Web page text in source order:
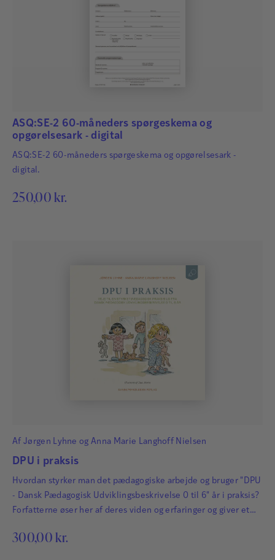
ASQ:SE-2 60-måneders spørgeskema og
opgørelsesark - digital
ASQ:SE-2 60-måneders spørgeskema og opgørelsesark -
digital.
250,00 kr.
Af Jørgen Lyhne ogAnna Marie Langhoff Nielsen
DPU i praksis
Hvordan styrker man det pædagogiske arbejde og bruger "DPU
- Dansk Pædagogisk Udviklingsbeskrivelse 0 til 6" år i praksis?
Forfatterne øser her af deres viden og erfaringer og giver et
300,00 kr.